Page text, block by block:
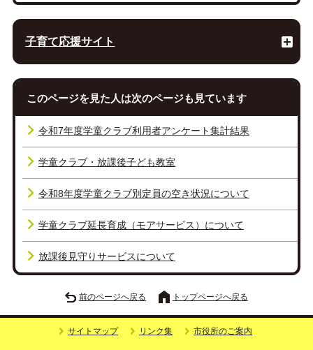
子育て応援サイト
このページを見た人は次のページも見ています
令和7年度学童クラブ利用者アンケート集計結果
学童クラブ・放課後子ども教室
令和8年度学童クラブ別定員の空き状況について
学童クラブ延長育成（モアサービス）について
放課後見守りサービスについて
前のページへ戻る トップページへ戻る
サイトマップ リンク集 市役所のご案内